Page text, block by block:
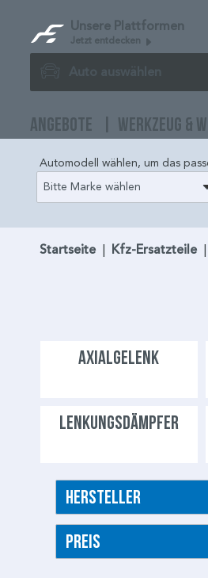
Unsere Plattformen
Jetzt entdecken
Auto auswählen
ANGEBOTE WERKZEUG &
Automodell wählen, um das
Bitte Marke wählen
Startseite Kfz-Ersatzteile
AXIALGELENK
LENKUNGSDÄMPFER
Hersteller
Preis